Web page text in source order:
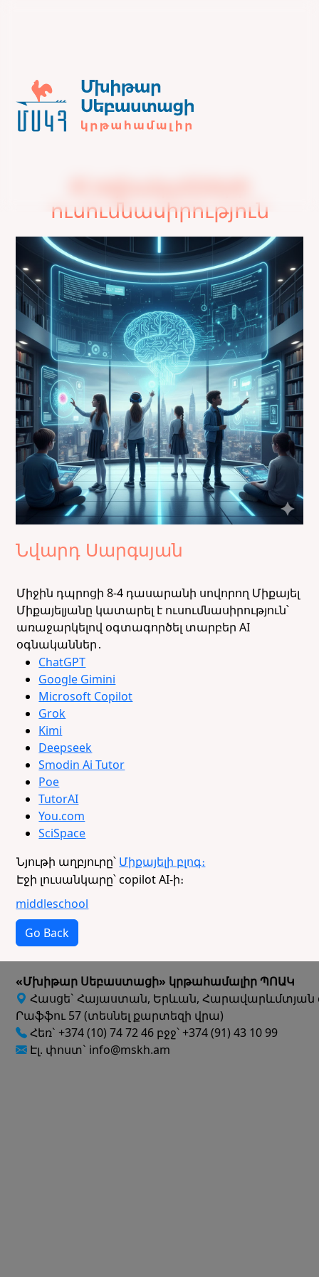
ուսումնասիրություն
Նվարդ Սարգսյան
Միջին դպրոցի 8-4 դասարանի սովորող Միքայել
Միքայելյանը կատարել է ուսումնասիրություն՝
առաջարկելով օգտագործել տարբեր AI
օգնականներ․
ChatGPT
Google Gimini
Microsoft Copilot
Grok
Kimi
Deepseek
Smodin Ai Tutor
Poe
TutorAI
You.com
SciSpace
Նյութի աղբյուրը՝ Միքայելի բլոգ։
Էջի լուսանկարը՝ copilot AI-ի։
middleschool
Go Back
«Մխիթար Սեբաստացի» կրթահամալիր ՊՈԱԿ
Հասցե` Հայաստան, Երևան, Հարավարևմտյան
Րաֆֆու 57 (տեսնել քարտեզի վրա)
Հեռ` +374 (10) 74 72 46 բջջ՝ +374 (91) 43 10 99
Էլ. փոստ` info@mskh.am